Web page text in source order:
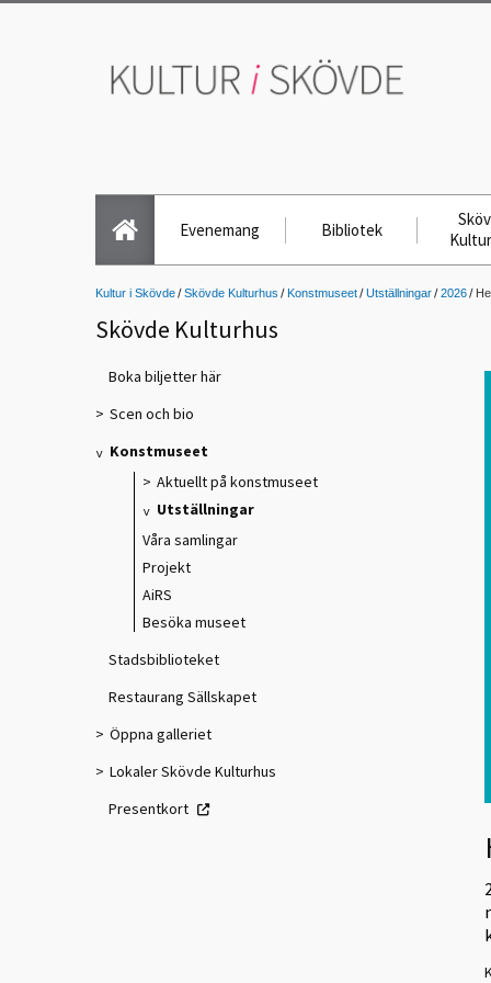
Evenemang Bibliotek
Kultur i Skövde Skövde Kulturhus Konstmuseet Utställningar 2026
Skövde Kulturhus
Boka biljetter här
Scen och bio
Konstmuseet
Aktuellt på konstmuseet
Utställningar
Våra samlingar
Projekt
AiRS
Besöka museet
Stadsbiblioteket
Restaurang Sällskapet
Öppna galleriet
Lokaler Skövde Kulturhus
Presentkort